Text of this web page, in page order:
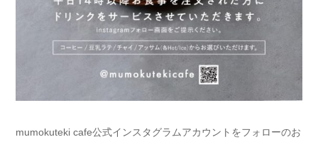
mumokuteki cafe公式インスタグラムアカウントをフォローのお